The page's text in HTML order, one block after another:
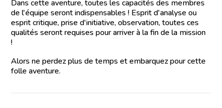
Dans cette aventure, toutes les capacités des membres
de l'équipe seront indispensables ! Esprit d'analyse ou
esprit critique, prise d'initiative, observation, toutes ces
qualités seront requises pour arriver à la fin de la mission
!
Alors ne perdez plus de temps et embarquez pour cette
folle aventure.